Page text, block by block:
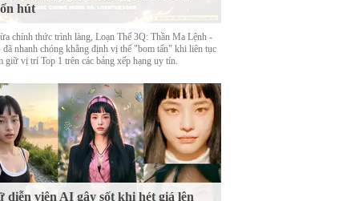
hút
chính thức trình làng, Loạn Thế 3Q: Thần Ma Lệnh -
đã nhanh chóng khẳng định vị thế "bom tấn" khi liên tục
giữ vị trí Top 1 trên các bảng xếp hạng uy tín.
diễn viên AI gây sốt khi hét giá lên